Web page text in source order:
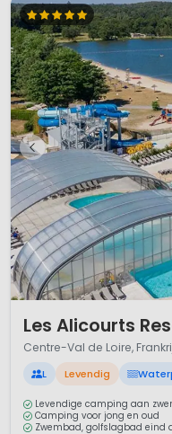
Les Alicourts
Centre-Val de Loire,
L Levendig
Levendige camping aan
Camping voor jong en oud
Zwembad, golfslagbad eind